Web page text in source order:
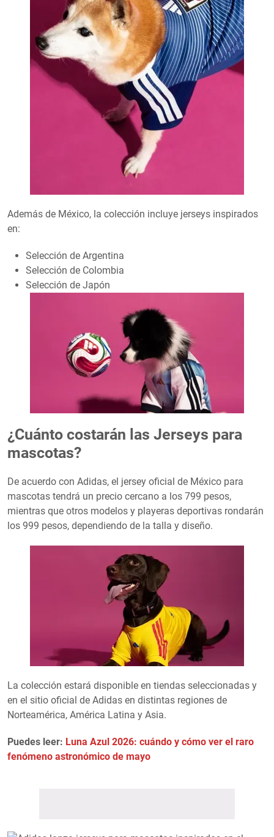
Además de México, la colección incluye jerseys inspirados
en:
Selección de Argentina
Selección de Colombia
Selección de Japón
¿Cuánto costarán las Jerseys para
mascotas?
De acuerdo con Adidas, el jersey oficial de México para
mascotas tendrá un precio cercano a los 799 pesos,
mientras que otros modelos y playeras deportivas rondarán
los 999 pesos, dependiendo de la talla y diseño.
La colección estará disponible en tiendas seleccionadas y
en el sitio oficial de Adidas en distintas regiones de
Norteamérica, América Latina y Asia.
Puedes leer: Luna Azul 2026: cuándo y cómo ver el raro
fenómeno astronómico de mayo